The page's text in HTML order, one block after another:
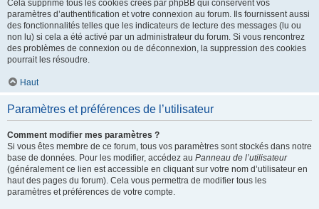
Cela supprime tous les cookies créés par phpBB qui conservent vos
paramètres d’authentification et votre connexion au forum. Ils fournissent aussi
des fonctionnalités telles que les indicateurs de lecture des messages (lu ou
non lu) si cela a été activé par un administrateur du forum. Si vous rencontrez
des problèmes de connexion ou de déconnexion, la suppression des cookies
pourrait les résoudre.
Haut
Paramètres et préférences de l’utilisateur
Comment modifier mes paramètres ?
Si vous êtes membre de ce forum, tous vos paramètres sont stockés dans notre
base de données. Pour les modifier, accédez au Panneau de l’utilisateur
(généralement ce lien est accessible en cliquant sur votre nom d’utilisateur en
haut des pages du forum). Cela vous permettra de modifier tous les
paramètres et préférences de votre compte.